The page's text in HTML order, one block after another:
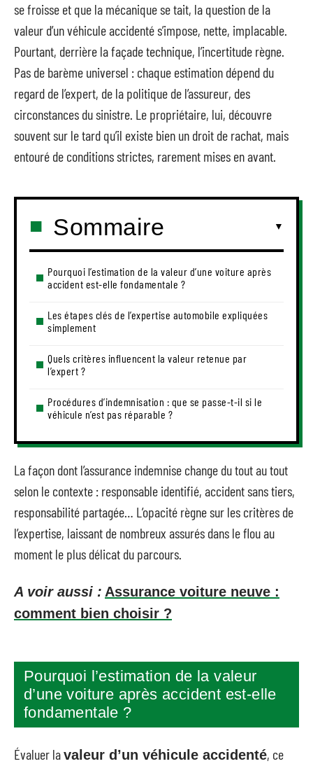
se froisse et que la mécanique se tait, la question de la
valeur d’un véhicule accidenté s’impose, nette, implacable.
Pourtant, derrière la façade technique, l’incertitude règne.
Pas de barème universel : chaque estimation dépend du
regard de l’expert, de la politique de l’assureur, des
circonstances du sinistre. Le propriétaire, lui, découvre
souvent sur le tard qu’il existe bien un droit de rachat, mais
entouré de conditions strictes, rarement mises en avant.
Sommaire
Pourquoi l’estimation de la valeur d’une voiture après
accident est-elle fondamentale ?
Les étapes clés de l’expertise automobile expliquées
simplement
Quels critères influencent la valeur retenue par
l’expert ?
Procédures d’indemnisation : que se passe-t-il si le
véhicule n’est pas réparable ?
La façon dont l’assurance indemnise change du tout au tout
selon le contexte : responsable identifié, accident sans tiers,
responsabilité partagée… L’opacité règne sur les critères de
l’expertise, laissant de nombreux assurés dans le flou au
moment le plus délicat du parcours.
A voir aussi : Assurance voiture neuve :
comment bien choisir ?
Pourquoi l’estimation de la valeur
d’une voiture après accident est-elle
fondamentale ?
Évaluer lavaleur d’un véhicule accidenté, ce